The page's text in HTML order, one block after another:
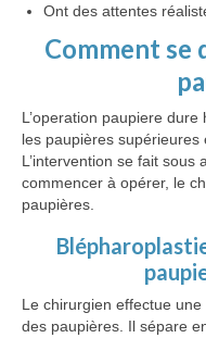
Ont des attentes
Comment se
L’operation paupiere
les paupières supérieures
L’intervention se fait sous
commencer à opérer, le
paupières.
Le chirurgien effectue
des paupières. Il sépare